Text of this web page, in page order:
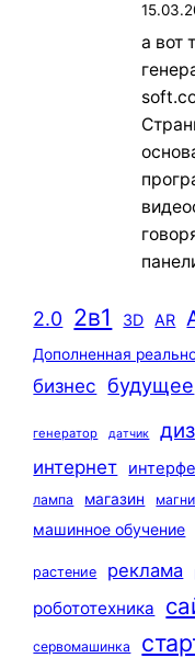
а вот
2.0 2в1 3D AR
Дополненная
бизнес будущее
генератор датчик
интернет
лампа
магазин
машинное обучение
растение реклама
робототехника
сервомашинка